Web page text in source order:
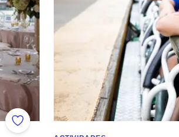
Añadir a favoritos